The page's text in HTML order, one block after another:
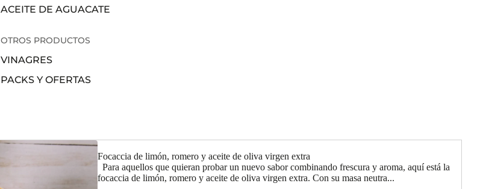
ACEITE DE AGUACATE
OTROS PRODUCTOS
VINAGRES
PACKS Y OFERTAS
Focaccia de limón, romero y aceite de oliva virgen extra
Para aquellos que quieran probar un nuevo sabor combinando frescura y aroma, aquí está la
focaccia de limón, romero y aceite de oliva virgen extra. Con su masa neutra...